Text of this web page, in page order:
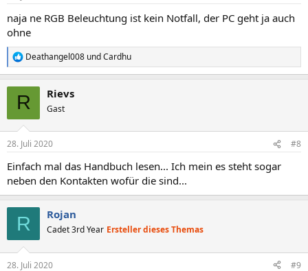
naja ne RGB Beleuchtung ist kein Notfall, der PC geht ja auch
ohne
R
e
e
:
Deathangel008 undCardhu
R Rievs
Gast
28. Juli 2020 #8
Einfach mal das Handbuch lesen... Ich mein es steht sogar
neben den Kontakten wofür die sind...
R Rojan
Cadet 3rd Year Ersteller dieses Themas
28. Juli 2020 #9